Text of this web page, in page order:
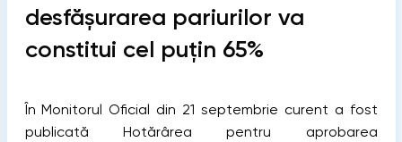
desfăşurarea pariurilor va
constitui cel puţin 65%
În Monitorul Oficial din 21 septembrie curent a fost
publicată Hotărârea pentru aprobarea